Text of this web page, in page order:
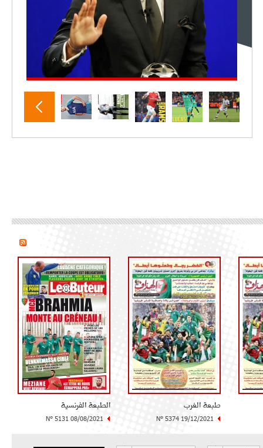
طبعة الغرب
N° 5374 19/12/2021
الطبعة الفرنسية
N° 5131 08/08/2021